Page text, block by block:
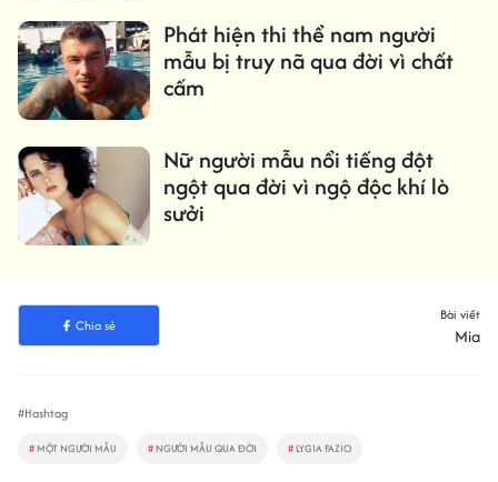
Phát hiện thi thể nam người
mẫu bị truy nã qua đời vì chất
cấm
Nữ người mẫu nổi tiếng đột
ngột qua đời vì ngộ độc khí lò
sưởi
Chia sẻ
Bài viết
Mia
#Hashtag
# MỘT NGƯỜI MẪU # NGƯỜI MẪU QUA ĐỜI # LYGIA FAZIO